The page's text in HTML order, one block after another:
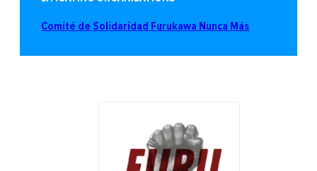
Comité de Solidaridad Furukawa Nunca Más